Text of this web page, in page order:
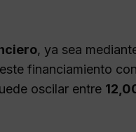
, ya sea
financiamiento
oscilar entre